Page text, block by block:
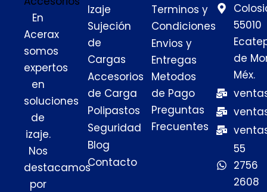
En
Acerax
somos
expertos
en
soluciones
de
izaje.
Nos
destacamos
por
Izaje
Sujeción
de
Cargas
Accesorios
de Carga
Polipastos
Seguridad
Blog
Contacto
Terminos y
Condiciones
Envios y
Entregas
Metodos
de Pago
Preguntas
Frecuentes
55010
de
Méx.
55
2756
2608